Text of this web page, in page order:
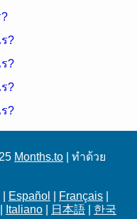
?
?
?
?
Months.to | ทำด้วย
Español Français
Italiano 日本語 한국